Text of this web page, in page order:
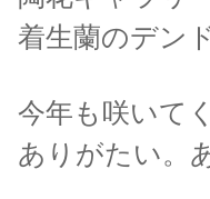
着生蘭のデン
今年も咲いて
ありがたい。